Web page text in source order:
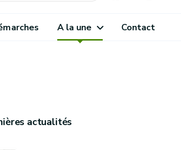
A la une Contact
actualités